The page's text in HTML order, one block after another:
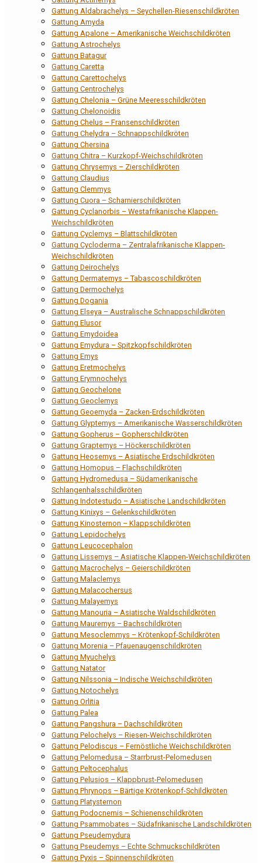
Gattung Aldabrachelys – Seychellen-Riesenschildkröten
Gattung Amyda
Gattung Apalone – Amerikanische Weichschildkröten
Gattung Astrochelys
Gattung Batagur
Gattung Caretta
Gattung Carettochelys
Gattung Centrochelys
Gattung Chelonia – Grüne Meeresschildkröten
Gattung Chelonoidis
Gattung Chelus – Fransenschildkröten
Gattung Chelydra – Schnappschildkröten
Gattung Chersina
Gattung Chitra – Kurzkopf-Weichschildkröten
Gattung Chrysemys – Zierschildkröten
Gattung Claudius
Gattung Clemmys
Gattung Cuora – Scharnierschildkröten
Gattung Cyclanorbis – Westafrikanische Klappen-
Weichschildkröten
Gattung Cyclemys – Blattschildkröten
Gattung Cycloderma – Zentralafrikanische Klappen-
Weichschildkröten
Gattung Deirochelys
Gattung Dermatemys – Tabascoschildkröten
Gattung Dermochelys
Gattung Dogania
Gattung Elseya – Australische Schnappschildkröten
Gattung Elusor
Gattung Emydoidea
Gattung Emydura – Spitzkopfschildkröten
Gattung Emys
Gattung Eretmochelys
Gattung Erymnochelys
Gattung Geochelone
Gattung Geoclemys
Gattung Geoemyda – Zacken-Erdschildkröten
Gattung Glyptemys – Amerikanische Wasserschildkröten
Gattung Gopherus – Gopherschildkröten
Gattung Graptemys – Höckerschildkröten
Gattung Heosemys – Asiatische Erdschildkröten
Gattung Homopus – Flachschildkröten
Gattung Hydromedusa – Südamerikanische
Schlangenhalsschildkröten
Gattung Indotestudo – Asiatische Landschildkröten
Gattung Kinixys – Gelenkschildkröten
Gattung Kinosternon – Klappschildkröten
Gattung Lepidochelys
Gattung Leucocephalon
Gattung Lissemys – Asiatische Klappen-Weichschildkröten
Gattung Macrochelys – Geierschildkröten
Gattung Malaclemys
Gattung Malacochersus
Gattung Malayemys
Gattung Manouria – Asiatische Waldschildkröten
Gattung Mauremys – Bachschildkröten
Gattung Mesoclemmys – Krötenkopf-Schildkröten
Gattung Morenia – Pfauenaugenschildkröten
Gattung Myuchelys
Gattung Natator
Gattung Nilssonia – Indische Weichschildkröten
Gattung Notochelys
Gattung Orlitia
Gattung Palea
Gattung Pangshura – Dachschildkröten
Gattung Pelochelys – Riesen-Weichschildkröten
Gattung Pelodiscus – Fernöstliche Weichschildkröten
Gattung Pelomedusa – Starrbrust-Pelomedusen
Gattung Peltocephalus
Gattung Pelusios – Klappbrust-Pelomedusen
Gattung Phrynops – Bärtige Krötenkopf-Schildkröten
Gattung Platysternon
Gattung Podocnemis – Schienenschildkröten
Gattung Psammobates – Südafrikanische Landschildkröten
Gattung Pseudemydura
Gattung Pseudemys – Echte Schmuckschildkröten
Gattung Pyxis – Spinnenschildkröten